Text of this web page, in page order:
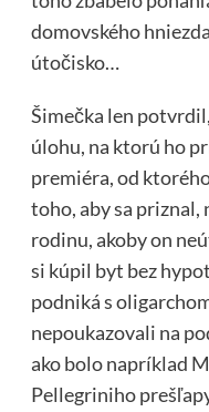
domovského
útočisko…
Šimečka len
úlohu, na ktorú ho
premiéra, od
toho, aby sa priznal,
rodinu, akoby on
si kúpil byt bez
podniká s
nepoukazovali na
ako bolo napríklad
Pellegriniho